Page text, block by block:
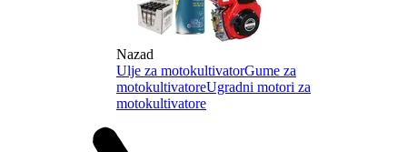
Nazad
Ulje za motokultivatorGume za
motokultivatoreUgradni motori za
motokultivatore